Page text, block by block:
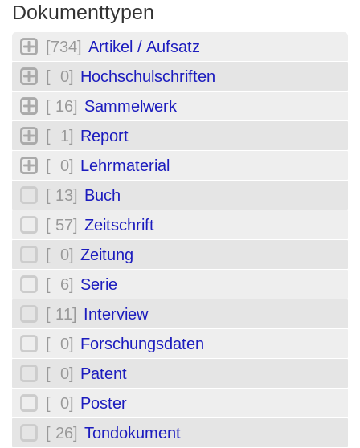
Dokumenttypen
[734] Artikel / Aufsatz
[ 0] Hochschulschriften
[ 16] Sammelwerk
[ 1] Report
[ 0] Lehrmaterial
[ 13] Buch
[ 57] Zeitschrift
[ 0] Zeitung
[ 6] Serie
[ 11] Interview
[ 0] Forschungsdaten
[ 0] Patent
[ 0] Poster
[ 26] Tondokument